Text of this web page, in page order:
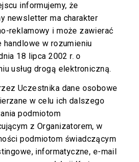
informujemy, że
newsletter ma charakter
reklamowy i może zawierać
handlowe w rozumieniu
18 lipca 2002 r. o
usług drogą elektroniczną.
Uczestnika dane osobowe
w celu ich dalszego
podmiotom
z Organizatorem, w
podmiotom świadczącym
informatyczne, e-mail